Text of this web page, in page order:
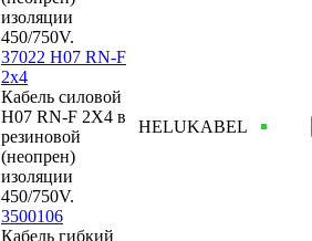
изоляции
450/750V.
37022 H07 RN-F
2x4
Кабель силовой
H07 RN-F 2X4 в
резиновой
(неопрен)
изоляции
450/750V.
HELUKABEL
3500106
Кабель гибкий